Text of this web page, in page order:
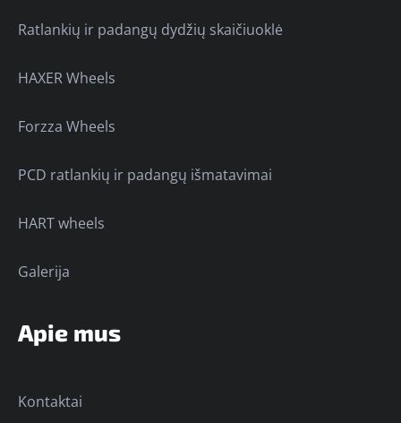
Ratlankių ir padangų dydžių skaičiuoklė
HAXER Wheels
Forzza Wheels
PCD ratlankių ir padangų išmatavimai
HART wheels
Galerija
Apie mus
Kontaktai